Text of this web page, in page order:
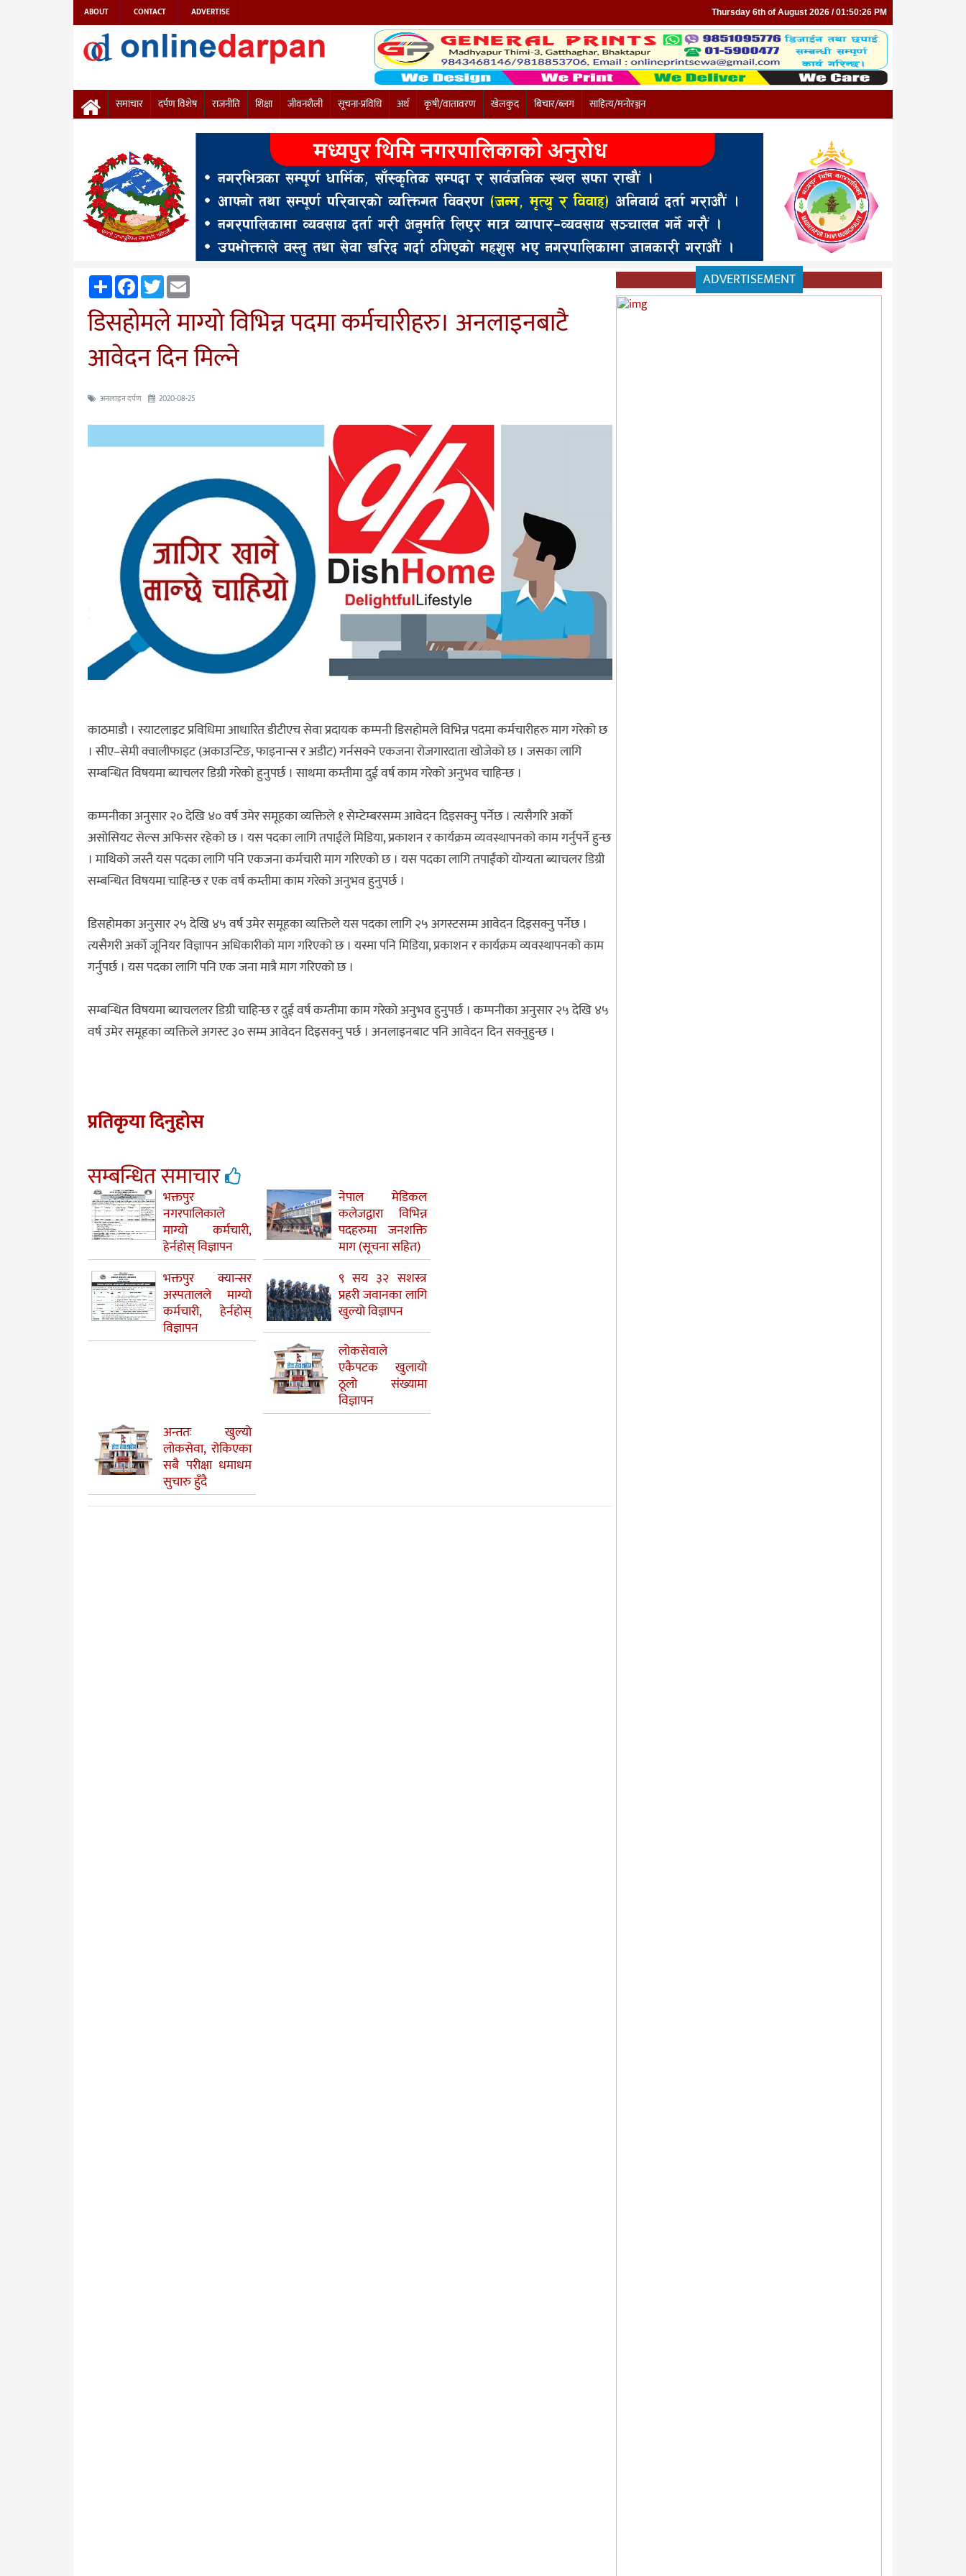
ABOUT CONTACT ADVERTISE Thursday 6th of August 2026 / 01:50:26 PM
समाचार दर्पण विशेष राजनीति शिक्षा जीवनशैली सूचना-प्रविधि अर्थ कृषी/वातावरण खेलकुद बिचार/ब्लग साहित्य/मनोरञ्जन
ShareFacebook
Twitter
डिसहोमले माग्याे विभिन्न पदमा कर्मचारीहरु। अनलाइनबाटै
आवेदन दिन मिल्ने
अनलाइन दर्पण 2020-08-25
काठमाडौ । स्याटलाइट प्रविधिमा आधारित डीटीएच सेवा प्रदायक कम्पनी डिसहोमले विभिन्न पदमा कर्मचारीहरु माग गरेको छ
। सीए–सेमी क्वालीफाइट (अकाउन्टिङ, फाइनान्स र अडीट) गर्नसक्ने एकजना रोजगारदाता खोजेको छ । जसका लागि
सम्बन्धित विषयमा ब्याचलर डिग्री गरेको हुनुपर्छ । साथमा कम्तीमा दुई वर्ष काम गरेको अनुभव चाहिन्छ ।
कम्पनीका अनुसार २० देखि ४० वर्ष उमेर समूहका व्यक्तिले १ सेम्टेम्बरसम्म आवेदन दिइसक्नु पर्नेछ । त्यसैगरि अर्को
असोसियट सेल्स अफिसर रहेको छ । यस पदका लागि तपाईंले मिडिया, प्रकाशन र कार्यक्रम व्यवस्थापनको काम गर्नुपर्ने हुन्छ
। माथिको जस्तै यस पदका लागि पनि एकजना कर्मचारी माग गरिएको छ । यस पदका लागि तपाईंको योग्यता ब्याचलर डिग्री
सम्बन्धित विषयमा चाहिन्छ र एक वर्ष कम्तीमा काम गरेको अनुभव हुनुपर्छ ।
डिसहोमका अनुसार २५ देखि ४५ वर्ष उमेर समूहका व्यक्तिले यस पदका लागि २५ अगस्टसम्म आवेदन दिइसक्नु पर्नेछ ।
त्यसैगरी अर्को जूनियर विज्ञापन अधिकारीको माग गरिएको छ । यस्मा पनि मिडिया, प्रकाशन र कार्यक्रम व्यवस्थापनको काम
गर्नुपर्छ । यस पदका लागि पनि एक जना मात्रै माग गरिएको छ ।
सम्बन्धित विषयमा ब्याचललर डिग्री चाहिन्छ र दुई वर्ष कम्तीमा काम गरेको अनुभव हुनुपर्छ । कम्पनीका अनुसार २५ देखि ४५
वर्ष उमेर समूहका व्यक्तिले अगस्ट ३० सम्म आवेदन दिइसक्नु पर्छ । अनलाइनबाट पनि आवेदन दिन सक्नुहुन्छ ।
प्रतिकृया दिनुहोस
सम्बन्धित समाचार
भक्तपुर
नगरपालिकाले
माग्यो कर्मचारी,
हेर्नहाेस् विज्ञापन
नेपाल मेडिकल
कलेजद्वारा विभिन्न
पदहरुमा जनशक्ति
माग (सूचना सहित)
भक्तपुर क्यान्सर
अस्पतालले माग्यो
कर्मचारी, हेर्नहाेस्
विज्ञापन
९ सय ३२ सशस्त्र
प्रहरी जवानका लागि
खुल्यो विज्ञापन
लोकसेवाले
एकैपटक खुलायो
ठूलो संख्यामा
विज्ञापन
अन्ततः खुल्यो
लोकसेवा, रोकिएका
सबै परीक्षा धमाधम
सुचारु हुँदै
ADVERTISEMENT